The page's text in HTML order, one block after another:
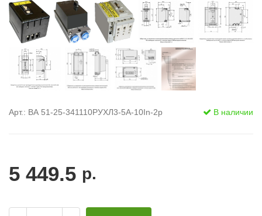
Арт.: ВА 51-25-341110РУХЛ3-5А-10In-2р В наличии
5 449.5 р.